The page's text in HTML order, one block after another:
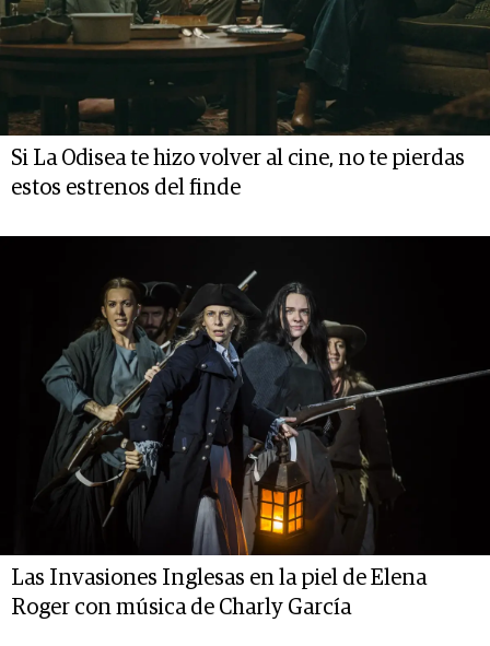
Si La Odisea te hizo volver al cine, no te pierdas
estos estrenos del finde
Las Invasiones Inglesas en la piel de Elena
Roger con música de Charly García